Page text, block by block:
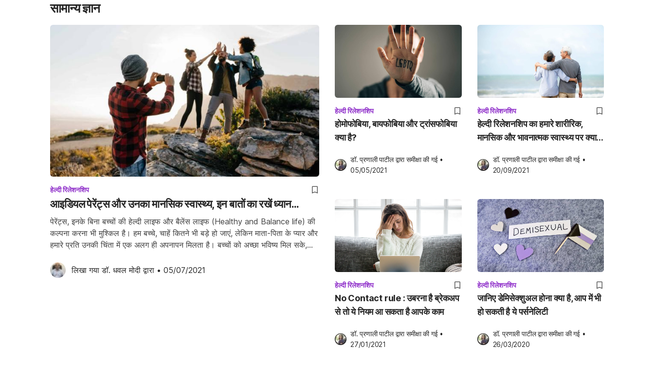
सामान्य ज्ञान
हेल्दी रिलेशनशिप
आइडियल पेरेंट्स और उनका मानसिक स्वास्थ्य, इन बातों का रखें ध्यान...
पेरेंट्स, इनके बिना बच्चों की हेल्दी लाइफ और बैलेंस लाइफ (Healthy and Balance life) की
कल्पना करना भी मुश्किल है। हम बच्चे, चाहें कितने भी बड़े हो जाएं, लेकिन माता-पिता के प्यार और
हमारे प्रति उनकी चिंता में एक अलग ही अपनापन मिलता है। बच्चों को अच्छा भविष्य मिल सके,
लिखा गया डॉ. धवल मोदी द्वारा • 05/07/2021
हेल्दी रिलेशनशिप
होमोफोबिया, बायफोबिया और ट्रांसफोबिया
क्या है?
डॉ. प्रणाली पाटील द्वारा समीक्षा की गई •
05/05/2021
हेल्दी रिलेशनशिप
हेल्दी रिलेशनशिप का हमारे शारीरिक,
मानसिक और भावनात्मक स्वास्थ्य पर क्या
डॉ. प्रणाली पाटील द्वारा समीक्षा की गई •
20/09/2021
हेल्दी रिलेशनशिप
No Contact rule : उबरना है ब्रेकअप
से तो ये नियम आ सकता है आपके काम
डॉ. प्रणाली पाटील द्वारा समीक्षा की गई •
27/01/2021
हेल्दी रिलेशनशिप
जानिए डेमिसेक्शुअल होना क्या है, आप में भी
हो सकती है ये पर्सनेलिटी
डॉ. प्रणाली पाटील द्वारा समीक्षा की गई •
26/03/2020